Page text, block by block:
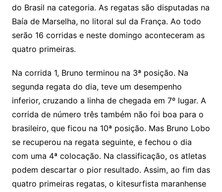
sr
o
o
m
l
do Brasil na categoria. As regatas são disputadas na
Baía de Marselha, no litoral sul da França. Ao todo
serão 16 corridas e neste domingo aconteceram as
quatro primeiras.
Na corrida 1, Bruno terminou na 3ª posição. Na
segunda regata do dia, teve um desempenho
inferior, cruzando a linha de chegada em 7º lugar. A
corrida de número três também não foi boa para o
brasileiro, que ficou na 10ª posição. Mas Bruno Lobo
se recuperou na regata seguinte, e fechou o dia
com uma 4ª colocação. Na classificação, os atletas
podem descartar o pior resultado. Assim, ao fim das
quatro primeiras regatas, o kitesurfista maranhense